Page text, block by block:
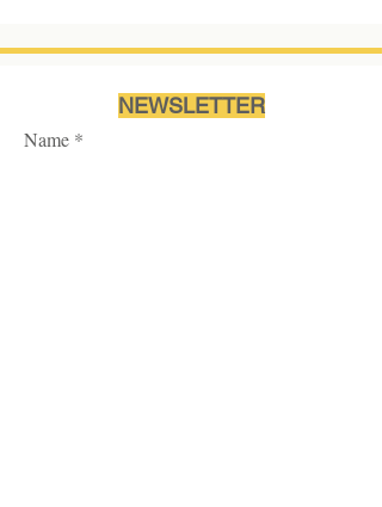
NEWSLETTER
Name